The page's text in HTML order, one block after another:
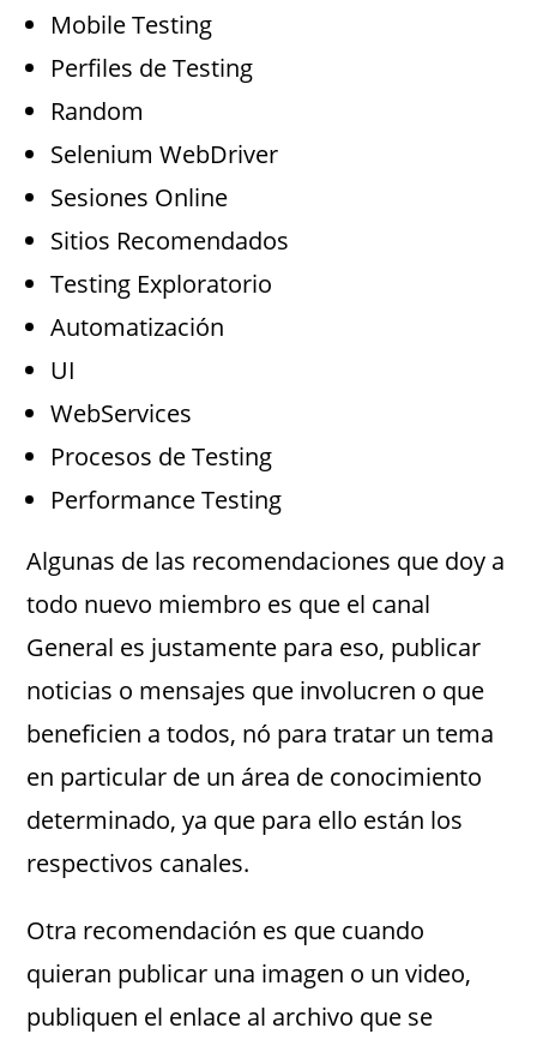
Mobile Testing
Perfiles de Testing
Random
Selenium WebDriver
Sesiones Online
Sitios Recomendados
Testing Exploratorio
Automatización
UI
WebServices
Procesos de Testing
Performance Testing
Algunas de las recomendaciones que doy a
todo nuevo miembro es que el canal
General es justamente para eso, publicar
noticias o mensajes que involucren o que
beneficien a todos, nó para tratar un tema
en particular de un área de conocimiento
determinado, ya que para ello están los
respectivos canales.
Otra recomendación es que cuando
quieran publicar una imagen o un video,
publiquen el enlace al archivo que se